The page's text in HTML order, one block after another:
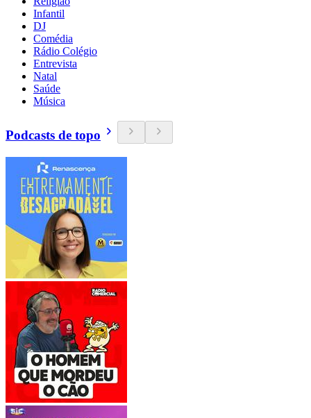
Infantil
DJ
Comédia
Rádio Colégio
Entrevista
Natal
Saúde
Música
Podcasts de topo